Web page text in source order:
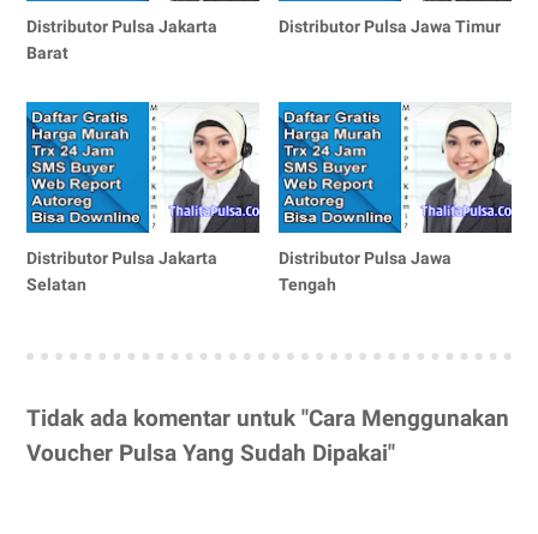
Distributor Pulsa Jakarta
Barat
Distributor Pulsa Jawa Timur
Distributor Pulsa Jakarta
Selatan
Distributor Pulsa Jawa
Tengah
Tidak ada komentar untuk "Cara Menggunakan
Voucher Pulsa Yang Sudah Dipakai"